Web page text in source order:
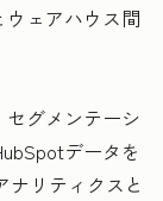
ェアハウス間
グメンテーシ
データを
ナリティクスと